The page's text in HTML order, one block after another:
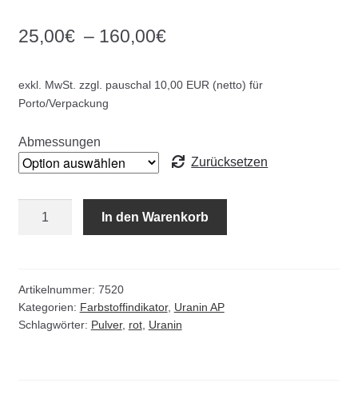
Kommunalbedarf
Neuheiten
Schachtzubehör
Stadtmöblierung
25,00€ – 160,00€
exkl. MwSt. zzgl. pauschal 10,00 EUR (netto) für
Porto/Verpackung
Abmessungen
Zurücksetzen
Farbstoffindikator
Menge
In den Warenkorb
Artikelnummer: 7520
Kategorien: Farbstoffindikator, Uranin AP
Schlagwörter: Pulver, rot, Uranin